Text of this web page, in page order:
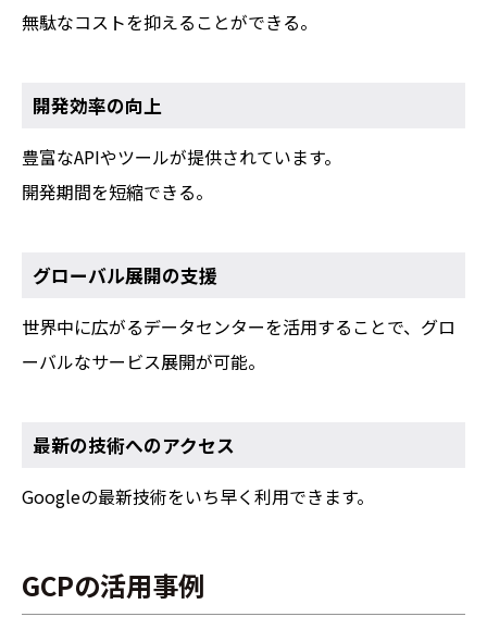
無駄なコストを抑えることができる。
開発効率の向上
豊富なAPIやツールが提供されています。
開発期間を短縮できる。
グローバル展開の支援
世界中に広がるデータセンターを活用することで、グロ
ーバルなサービス展開が可能。
最新の技術へのアクセス
Googleの最新技術をいち早く利用できます。
GCPの活用事例